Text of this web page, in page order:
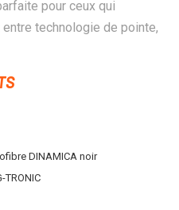
pour ceux qui
technologie de pointe,
DINAMICA noir